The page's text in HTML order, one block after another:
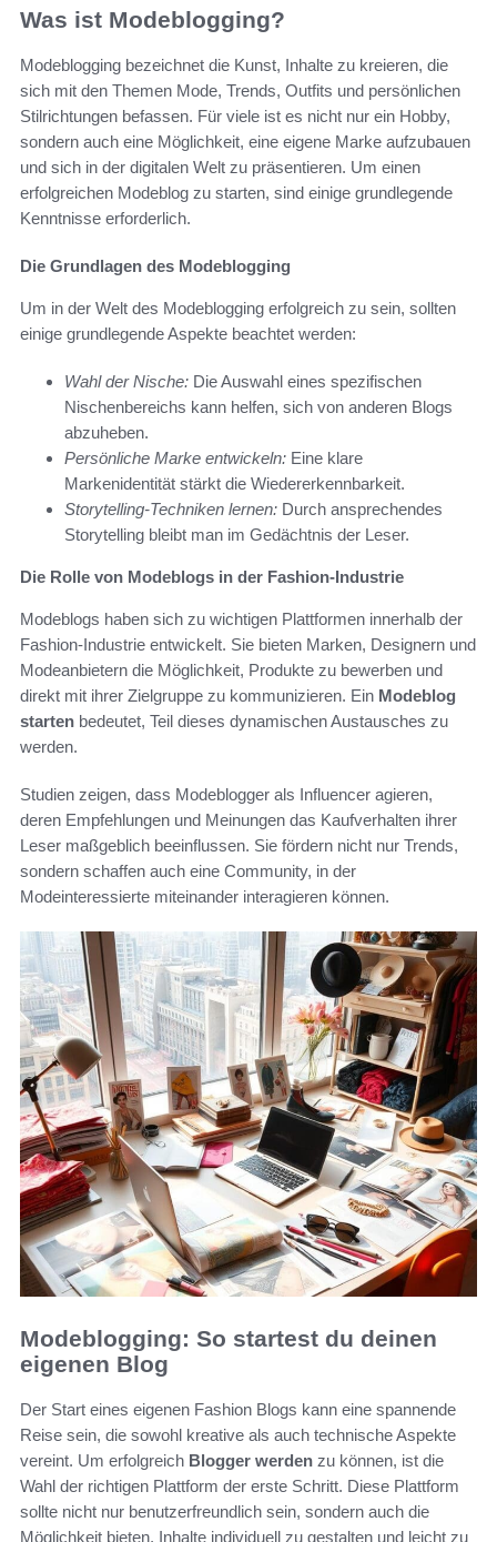
Was ist Modeblogging?
Modeblogging bezeichnet die Kunst, Inhalte zu kreieren, die
sich mit den Themen Mode, Trends, Outfits und persönlichen
Stilrichtungen befassen. Für viele ist es nicht nur ein Hobby,
sondern auch eine Möglichkeit, eine eigene Marke aufzubauen
und sich in der digitalen Welt zu präsentieren. Um einen
erfolgreichen Modeblog zu starten, sind einige grundlegende
Kenntnisse erforderlich.
Die Grundlagen des Modeblogging
Um in der Welt des Modeblogging erfolgreich zu sein, sollten
einige grundlegende Aspekte beachtet werden:
Wahl der Nische: Die Auswahl eines spezifischen
Nischenbereichs kann helfen, sich von anderen Blogs
abzuheben.
Persönliche Marke entwickeln: Eine klare
Markenidentität stärkt die Wiedererkennbarkeit.
Storytelling-Techniken lernen: Durch ansprechendes
Storytelling bleibt man im Gedächtnis der Leser.
Die Rolle von Modeblogs in der Fashion-Industrie
Modeblogs haben sich zu wichtigen Plattformen innerhalb der
Fashion-Industrie entwickelt. Sie bieten Marken, Designern und
Modeanbietern die Möglichkeit, Produkte zu bewerben und
direkt mit ihrer Zielgruppe zu kommunizieren. Ein Modeblog
starten bedeutet, Teil dieses dynamischen Austausches zu
werden.
Studien zeigen, dass Modeblogger als Influencer agieren,
deren Empfehlungen und Meinungen das Kaufverhalten ihrer
Leser maßgeblich beeinflussen. Sie fördern nicht nur Trends,
sondern schaffen auch eine Community, in der
Modeinteressierte miteinander interagieren können.
Modeblogging: So startest du deinen
eigenen Blog
Der Start eines eigenen Fashion Blogs kann eine spannende
Reise sein, die sowohl kreative als auch technische Aspekte
vereint. Um erfolgreich Blogger werden zu können, ist die
Wahl der richtigen Plattform der erste Schritt. Diese Plattform
sollte nicht nur benutzerfreundlich sein, sondern auch die
Möglichkeit bieten, Inhalte individuell zu gestalten und leicht zu